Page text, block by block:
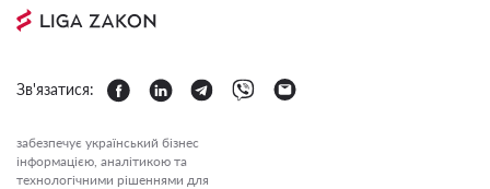
Зв'язатися:
забезпечує український бізнес
інформацією, аналітикою та
технологічними рішеннями для